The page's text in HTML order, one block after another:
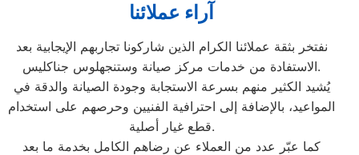
آراء عملائنا
نفتخر بثقة عملائنا الكرام الذين شاركونا تجاربهم الإيجابية بعد
الاستفادة من خدمات مركز صيانة وستنجهلوس جناكليس.
يُشيد الكثير منهم بسرعة الاستجابة وجودة الصيانة والدقة في
المواعيد، بالإضافة إلى احترافية الفنيين وحرصهم على استخدام
قطع غيار أصلية.
كما عبّر عدد من العملاء عن رضاهم الكامل بخدمة ما بعد